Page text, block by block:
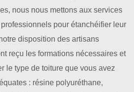
nous nous mettons aux services
pour étanchéifier leur
disposition des artisans
reçu les formations nécessaires et
le type de toiture que vous avez
: résine polyuréthane,